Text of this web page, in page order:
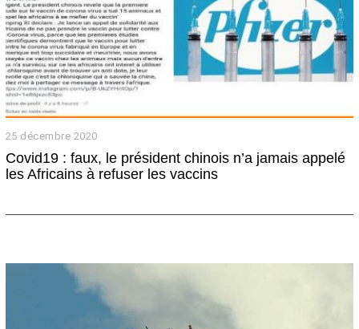
25 décembre 2020
d
é
e
2
0
Covid19 : faux, le président chinois n’a jamais appelé
les Africains à refuser les vaccins